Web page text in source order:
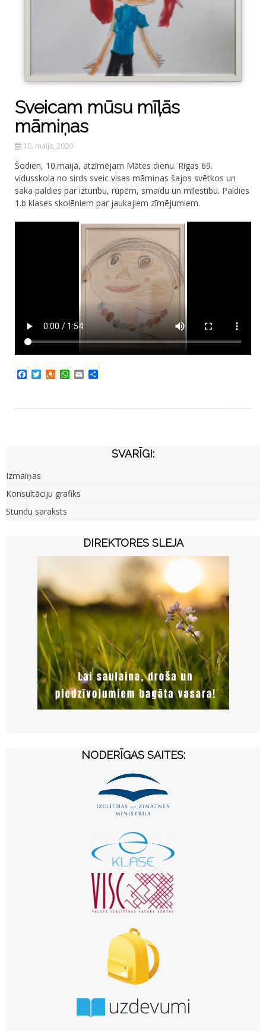
Sveicam mūsu mīļās
māmiņas
10. maijs, 2020
Šodien, 10.maijā, atzīmējam Mātes dienu. Rīgas 69.
vidusskola no sirds sveic visas māmiņas šajos svētkos un
saka paldies par izturību, rūpēm, smaidu un mīlestību. Paldies
1.b klases skolēniem par jaukajiem zīmējumiem.
Facebook
TwitterDraugiem
WhatsApp
Email
SVARĪGI:
Izmaiņas
Konsultāciju grafiks
Stundu saraksts
DIREKTORES SLEJA
NODERĪGAS SAITES: